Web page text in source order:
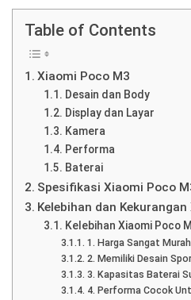
Table of Contents
Xiaomi Poco M3
Desain dan Body
Display dan Layar
Kamera
Performa
Baterai
Spesifikasi Xiaomi Poco
Kelebihan dan
Kelebihan Xiaomi Poco
1. Harga Sangat
2. Memiliki Desain
3. Kapasitas Baterai
4. Performa Cocok